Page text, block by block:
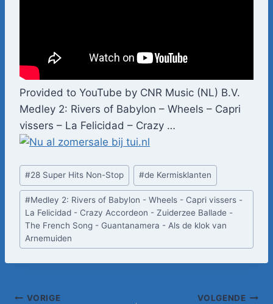
Provided to YouTube by CNR Music (NL) B.V.
Medley 2: Rivers of Babylon – Wheels – Capri
vissers – La Felicidad – Crazy …
Bericht
tags:
#28 Super Hits Non-Stop #de Kermisklanten
#Medley 2: Rivers of Babylon - Wheels - Capri vissers -
La Felicidad - Crazy Accordeon - Zuiderzee Ballade -
The French Song - Guantanamera - Als de klok van
Arnemuiden
VORIGE VOLGENDE